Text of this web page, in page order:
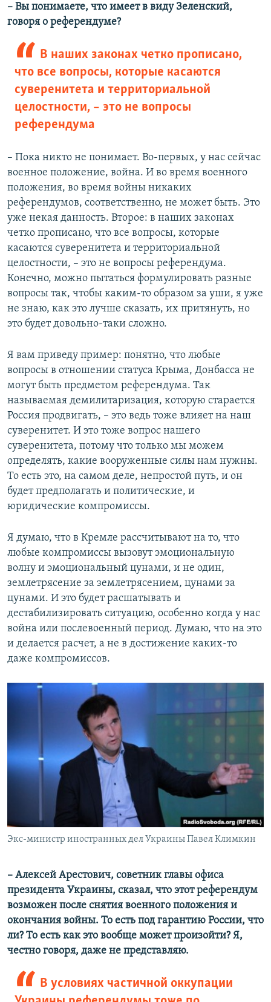
Auto 240p
720p 1080p
360p
1080p
– Вы понимаете, что имеет в виду Зеленский,
говоря о референдуме?
В наших законах четко прописано,
что все вопросы, которые касаются
суверенитета и территориальной
целостности, – это не вопросы
референдума
– Пока никто не понимает. Во-первых, у нас сейчас
военное положение, война. И во время военного
положения, во время войны никаких
референдумов, соответственно, не может быть. Это
уже некая данность. Второе: в наших законах
четко прописано, что все вопросы, которые
касаются суверенитета и территориальной
целостности, – это не вопросы референдума.
Конечно, можно пытаться формулировать разные
вопросы так, чтобы каким-то образом за уши, я уже
не знаю, как это лучше сказать, их притянуть, но
это будет довольно-таки сложно.
Я вам приведу пример: понятно, что любые
вопросы в отношении статуса Крыма, Донбасса не
могут быть предметом референдума. Так
называемая демилитаризация, которую старается
Россия продвигать, – это ведь тоже влияет на наш
суверенитет. И это тоже вопрос нашего
суверенитета, потому что только мы можем
определять, какие вооруженные силы нам нужны.
То есть это, на самом деле, непростой путь, и он
будет предполагать и политические, и
юридические компромиссы.
Я думаю, что в Кремле рассчитывают на то, что
любые компромиссы вызовут эмоциональную
волну и эмоциональный цунами, и не один,
землетрясение за землетрясением, цунами за
цунами. И это будет расшатывать и
дестабилизировать ситуацию, особенно когда у нас
война или послевоенный период. Думаю, что на это
и делается расчет, а не в достижение каких-то
даже компромиссов.
Экс-министр иностранных дел Украины Павел Климкин
– Алексей Арестович, советник главы офиса
президента Украины, сказал, что этот референдум
возможен после снятия военного положения и
окончания войны. То есть под гарантию России, что
ли? То есть как это вообще может произойти? Я,
честно говоря, даже не представляю.
В условиях частичной оккупации